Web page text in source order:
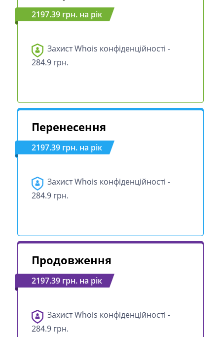
2197.39 грн. на рік
Захист Whois конфіденційності -
284.9 грн.
Перенесення
2197.39 грн. на рік
Захист Whois конфіденційності -
284.9 грн.
Продовження
2197.39 грн. на рік
Захист Whois конфіденційності -
284.9 грн.